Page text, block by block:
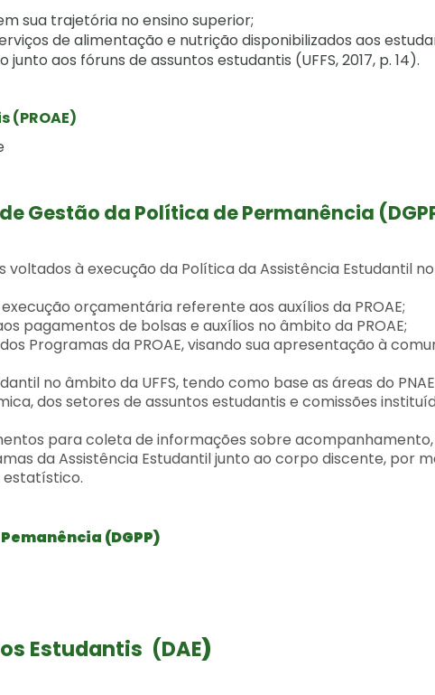
sua trajetória no ensino superior;
de alimentação e nutrição disponibilizados aos
aos fóruns de assuntos estudantis (UFFS, 2017, p. 14).
(PROAE)
Gestão da Política de Permanência
à execução da Política da Assistência Estudantil no
orçamentária referente aos auxílios da PROAE;
pagamentos de bolsas e auxílios no âmbito da PROAE;
Programas da PROAE, visando sua apresentação à
no âmbito da UFFS, tendo como base as áreas do
dos setores de assuntos estudantis e comissões
para coleta de informações sobre acompanhamento,
da Assistência Estudantil junto ao corpo discente, por
(DGPP)
Estudantis (DAE)